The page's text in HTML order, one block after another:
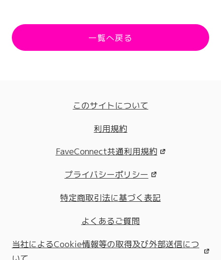
一覧へ戻る
このサイトについて
利用規約
FaveConnect共通利用規約
プライバシーポリシー
特定商取引法に基づく表記
よくあるご質問
当社によるCookie情報等の取得及び外部送信につ